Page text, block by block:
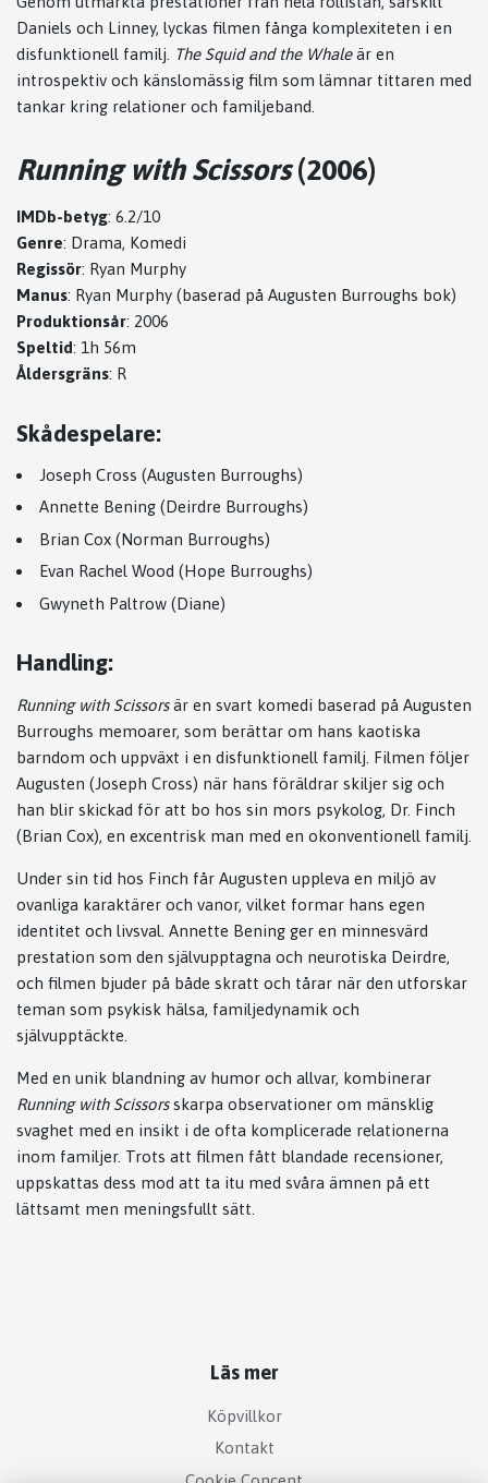
Daniels och Linney, lyckas filmen fånga komplexiteten i en
disfunktionell familj. The Squid and the Whaleär en
introspektiv och känslomässig film som lämnar tittaren med
tankar kring relationer och familjeband.
Running with Scissors(2006)
IMDb-betyg: 6.2/10
Genre: Drama, Komedi
Regissör: Ryan Murphy
Manus: Ryan Murphy (baserad på Augusten Burroughs bok)
Produktionsår: 2006
Speltid: 1h 56m
Åldersgräns: R
Skådespelare:
Joseph Cross (Augusten Burroughs)
Annette Bening (Deirdre Burroughs)
Brian Cox (Norman Burroughs)
Evan Rachel Wood (Hope Burroughs)
Gwyneth Paltrow (Diane)
Handling:
Running with Scissorsär en svart komedi baserad på Augusten
Burroughs memoarer, som berättar om hans kaotiska
barndom och uppväxt i en disfunktionell familj. Filmen följer
Augusten (Joseph Cross) när hans föräldrar skiljer sig och
han blir skickad för att bo hos sin mors psykolog, Dr. Finch
(Brian Cox), en excentrisk man med en okonventionell familj.
Under sin tid hos Finch får Augusten uppleva en miljö av
ovanliga karaktärer och vanor, vilket formar hans egen
identitet och livsval. Annette Bening ger en minnesvärd
prestation som den självupptagna och neurotiska Deirdre,
och filmen bjuder på både skratt och tårar när den utforskar
teman som psykisk hälsa, familjedynamik och
självupptäckte.
Med en unik blandning av humor och allvar, kombinerar
Running with Scissorsskarpa observationer om mänsklig
svaghet med en insikt i de ofta komplicerade relationerna
inom familjer. Trots att filmen fått blandade recensioner,
uppskattas dess mod att ta itu med svåra ämnen på ett
lättsamt men meningsfullt sätt.
Läs mer
Köpvillkor
Kontakt